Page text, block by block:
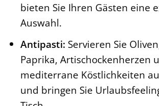
bieten Sie Ihren Gästen eine
Auswahl.
Antipasti: Servieren Sie
Paprika, Artischockenherzen
mediterrane Köstlichkeiten
und bringen Sie